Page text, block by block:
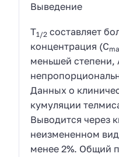
Выведение
T1/2 составляет
концентрация (C
меньшей степени,
Данных о
кумуляции
Выводится через
неизмененном
менее 2%. Общий